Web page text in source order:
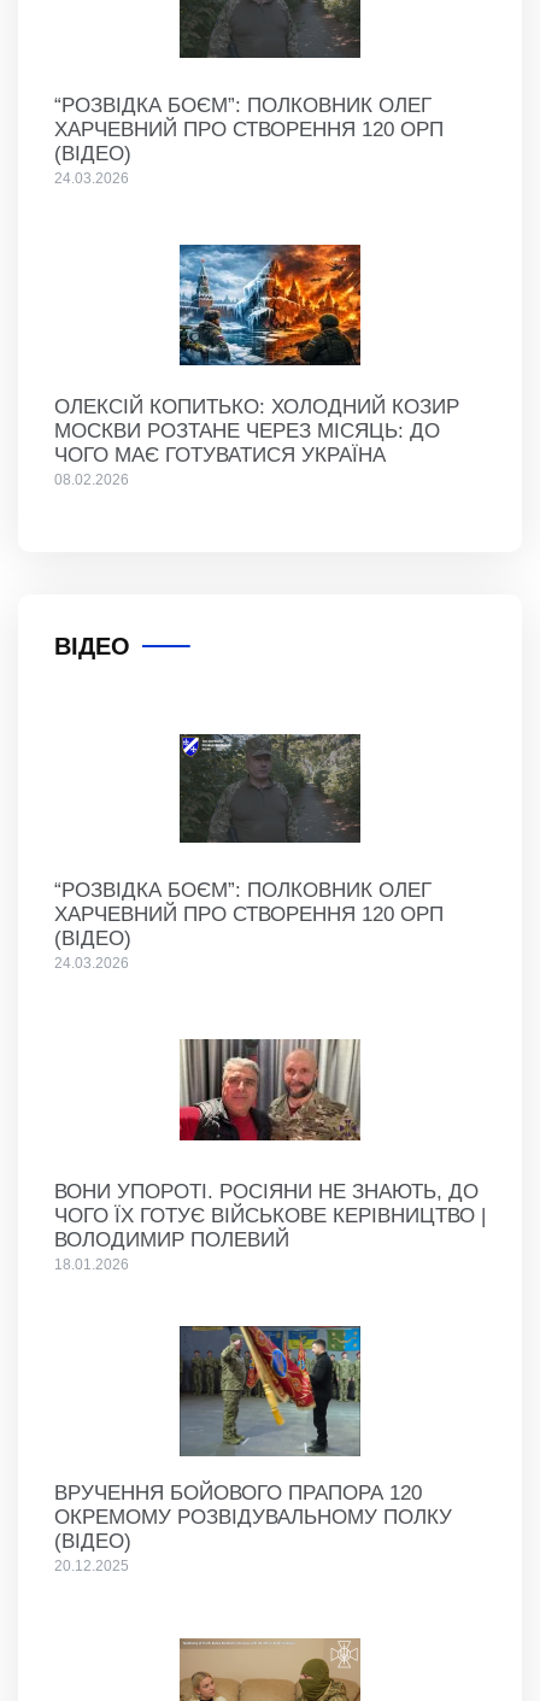
“РОЗВІДКА БОЄМ”: ПОЛКОВНИК ОЛЕГ
ХАРЧЕВНИЙ ПРО СТВОРЕННЯ 120 ОРП
(ВІДЕО)
24.03.2026
ОЛЕКСІЙ КОПИТЬКО: ХОЛОДНИЙ КОЗИР
МОСКВИ РОЗТАНЕ ЧЕРЕЗ МІСЯЦЬ: ДО
ЧОГО МАЄ ГОТУВАТИСЯ УКРАЇНА
08.02.2026
ВІДЕО
“РОЗВІДКА БОЄМ”: ПОЛКОВНИК ОЛЕГ
ХАРЧЕВНИЙ ПРО СТВОРЕННЯ 120 ОРП
(ВІДЕО)
24.03.2026
ВОНИ УПОРОТІ. РОСІЯНИ НЕ ЗНАЮТЬ, ДО
ЧОГО ЇХ ГОТУЄ ВІЙСЬКОВЕ КЕРІВНИЦТВО |
ВОЛОДИМИР ПОЛЕВИЙ
18.01.2026
ВРУЧЕННЯ БОЙОВОГО ПРАПОРА 120
ОКРЕМОМУ РОЗВІДУВАЛЬНОМУ ПОЛКУ
(ВІДЕО)
20.12.2025